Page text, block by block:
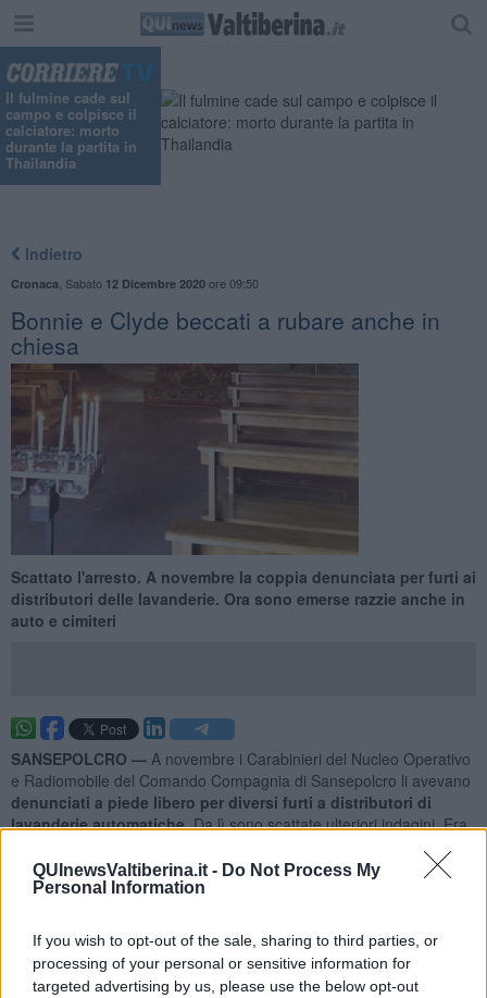
QUInewsValtiberina.it - Do Not Process My
Personal Information
If you wish to opt-out of the sale, sharing to third parties, or
processing of your personal or sensitive information for
targeted advertising by us, please use the below opt-out
Il fulmine cade sul
campo e colpisce il
calciatore: morto
durante la partita in
Thailandia
Indietro
Cronaca Sabato 12 Dicembre 2020ore 09:50
Bonnie e Clyde beccati a rubare anche in
chiesa
Scattato l'arresto. A novembre la coppia denunciata per furti ai
distributori delle lavanderie. Ora sono emerse razzie anche in
auto e cimiteri
SANSEPOLCRO — A novembre i Carabinieri del Nucleo Operativo
e Radiomobile del Comando Compagnia di Sansepolcro li avevano
denunciati a piede libero per diversi furti a distributori di
lavanderie automatiche.Da lì sono scattate ulteriori indagini. Era
sacri, auto parcheggiate e cimiteri.
I due, infatti, dopo il deferimento sono stati costantemente
mentre stavano mettendo a segno un furto in una chiesadi
una frazione di Città di Castello, in provincia di Perugia.